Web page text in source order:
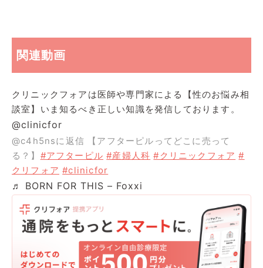
関連動画
クリニックフォアは医師や専門家による【性のお悩み相
談室】いま知るべき正しい知識を発信しております。
@clinicfor
@c4h5nsに返信 【アフターピルってどこに売って
る？】 #アフターピル #産婦人科 #クリニックフォア #
クリフォア #clinicfor
♬ BORN FOR THIS – Foxxi